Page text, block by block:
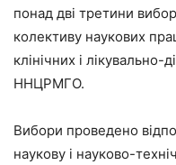
понад дві третини
колективу наукових
клінічних і лікувально-
ННЦРМГО.
Вибори проведено
наукову і науково-